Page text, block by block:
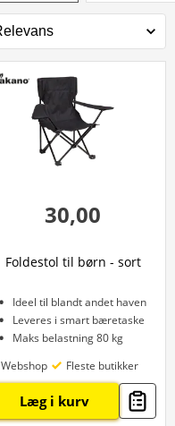
30,00
Foldestol til børn - sort
Ideel til blandt andet haven
Leveres i smart bæretaske
Maks belastning 80 kg
Webshop
Fleste butikker
Læg i kurv